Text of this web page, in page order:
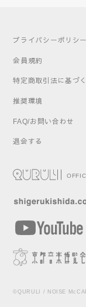
プライバシーポリシー
会員規約
特定商取引法に基づ
推奨環境
FAQ/お問い合わせ
退会する
©QURULI / NOISE